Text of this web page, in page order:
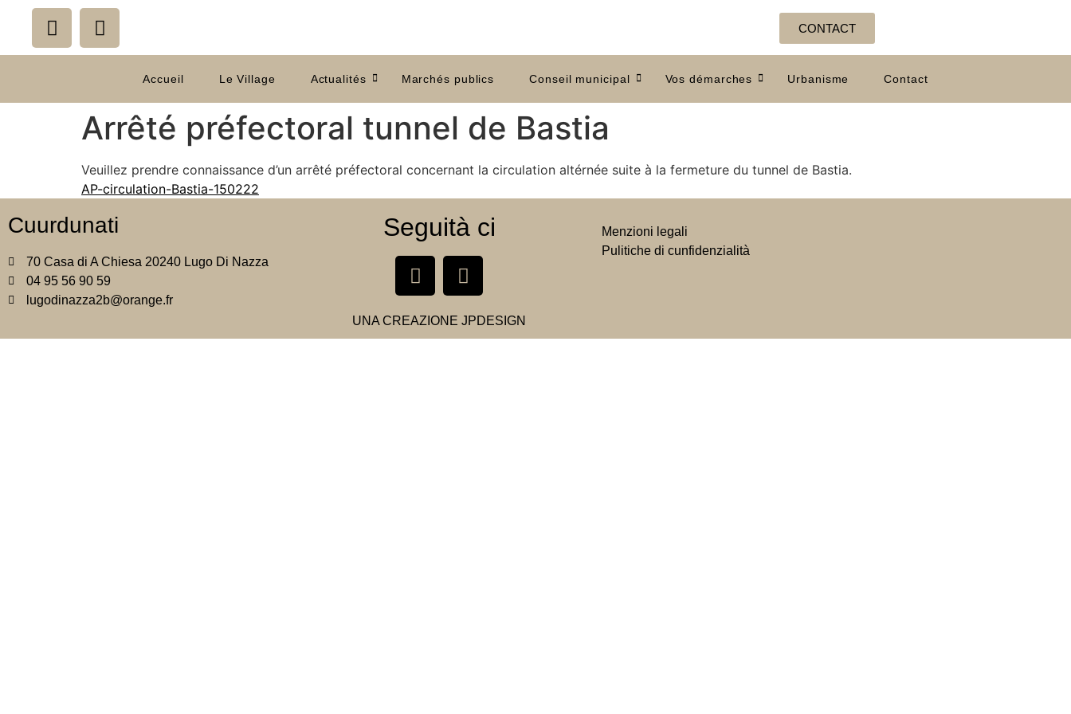
CONTACT
Accueil Le Village Actualités Marchés publics Conseil municipal Vos démarches Urbanisme Contact
Arrêté préfectoral tunnel de Bastia
Veuillez prendre connaissance d’un arrêté préfectoral concernant la circulation altérnée suite à la fermeture du tunnel de Bastia.
AP-circulation-Bastia-150222
Cuurdunati
70 Casa di A Chiesa 20240 Lugo Di Nazza
04 95 56 90 59
lugodinazza2b@orange.fr
Seguità ci
UNA CREAZIONEJPDESIGN
Menzioni legali
Pulitiche di cunfidenzialità